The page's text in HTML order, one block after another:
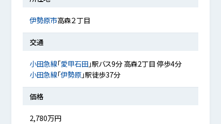
伊勢原市高森２丁目
交通
小田急線「愛甲石田」駅バス9分 高森2丁目 停歩4分
小田急線「伊勢原」駅徒歩37分
価格
2,780万円